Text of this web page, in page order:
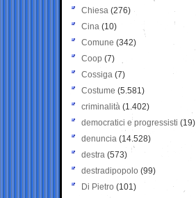
Chiesa (276)
Cina (10)
Comune (342)
Coop (7)
Cossiga (7)
Costume (5.581)
criminalità (1.402)
democratici e progressisti (19)
denuncia (14.528)
destra (573)
destradipopolo (99)
Di Pietro (101)